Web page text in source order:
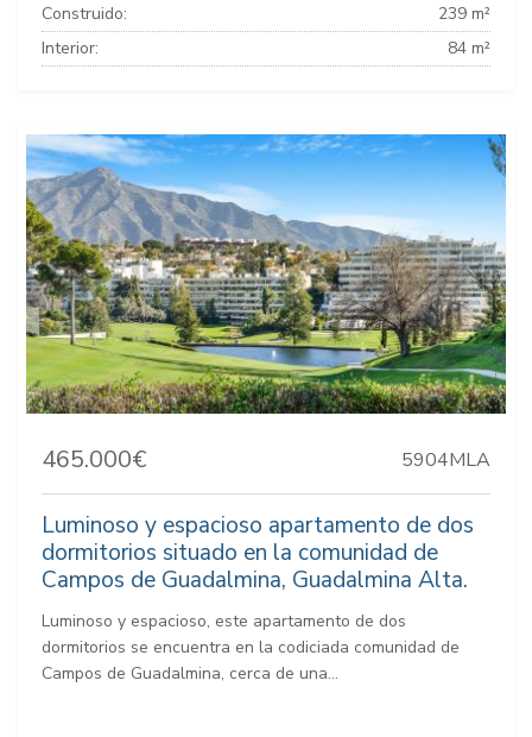
Construido:
239 m²
Interior:
84 m²
465.000€ 5904MLA
Luminoso y espacioso apartamento de dos
dormitorios situado en la comunidad de
Campos de Guadalmina, Guadalmina Alta.
Luminoso y espacioso, este apartamento de dos
dormitorios se encuentra en la codiciada comunidad de
Campos de Guadalmina, cerca de una...